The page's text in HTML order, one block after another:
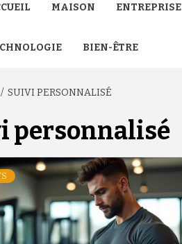
MAISON ENTREPRISE
BIEN-ÊTRE
SUIVI PERSONNALISÉ
personnalisé